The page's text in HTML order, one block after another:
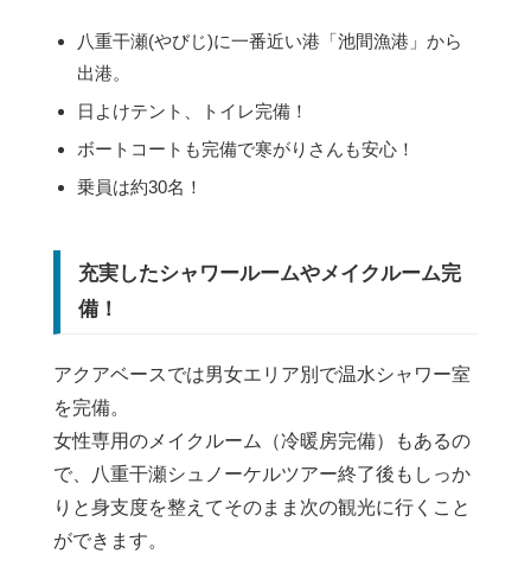
八重干瀬(やびじ)に一番近い港「池間漁港」から
出港。
日よけテント、トイレ完備！
ボートコートも完備で寒がりさんも安心！
乗員は約30名！
充実したシャワールームやメイクルーム完
備！
アクアベースでは男女エリア別で温水シャワー室
を完備。
女性専用のメイクルーム（冷暖房完備）もあるの
で、八重干瀬シュノーケルツアー終了後もしっか
りと身支度を整えてそのまま次の観光に行くこと
ができます。